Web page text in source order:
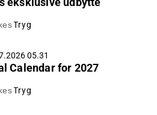
Tryg
05.31
Calendar for 2027
Tryg